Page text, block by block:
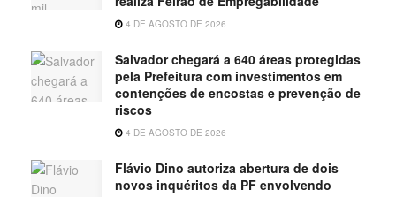
4 DE AGOSTO DE 2026
Salvador chegará a 640 áreas protegidas
pela Prefeitura com investimentos em
contenções de encostas e prevenção de
riscos
4 DE AGOSTO DE 2026
Flávio Dino autoriza abertura de dois
novos inquéritos da PF envolvendo